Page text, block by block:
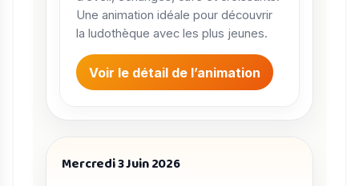
Une animation idéale pour découvrir
la ludothèque avec les plus jeunes.
Voir le détail de l’animation
Mercredi 3 Juin 2026